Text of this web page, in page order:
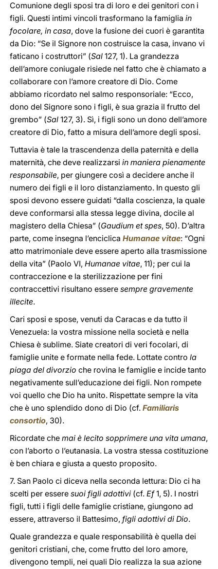
Comunione degli sposi tra di loro e dei genitori con i
figli. Questi intimi vincoli trasformano la famiglia in
focolare, in casa, dove la fusione dei cuori è garantita
da Dio: “Se il Signore non costruisce la casa, invano vi
faticano i costruttori” (Sal 127, 1). La grandezza
dell’amore coniugale risiede nel fatto che è chiamato a
collaborare con l’amore creatore di Dio. Come
abbiamo ricordato nel salmo responsoriale: “Ecco,
dono del Signore sono i figli, è sua grazia il frutto del
grembo” (Sal 127, 3). Sì, i figli sono un dono dell’amore
creatore di Dio, fatto a misura dell’amore degli sposi.
Tuttavia è tale la trascendenza della paternità e della
maternità, che deve realizzarsi in maniera pienamente
responsabile, per giungere così a decidere anche il
numero dei figli e il loro distanziamento. In questo gli
sposi devono essere guidati “dalla coscienza, la quale
deve conformarsi alla stessa legge divina, docile al
magistero della Chiesa” (Gaudium et spes, 50). D’altra
parte, come insegna l’enciclica Humanae vitae: “Ogni
atto matrimoniale deve essere aperto alla trasmissione
della vita” (Paolo VI, Humanae vitae, 11); per cui la
contraccezione e la sterilizzazione per fini
contraccettivi risultano essere sempre gravemente
illecite.
Cari sposi e spose, venuti da Caracas e da tutto il
Venezuela: la vostra missione nella società e nella
Chiesa è sublime. Siate creatori di veri focolari, di
famiglie unite e formate nella fede. Lottate contro la
piaga del divorzio che rovina le famiglie e incide tanto
negativamente sull’educazione dei figli. Non rompete
voi quello che Dio ha unito. Rispettate sempre la vita
che è uno splendido dono di Dio (cf. Familiaris
consortio, 30).
Ricordate che mai è lecito sopprimere una vita umana,
con l’aborto o l’eutanasia. La vostra stessa costituzione
è ben chiara e giusta a questo proposito.
7. San Paolo ci diceva nella seconda lettura: Dio ci ha
scelti per essere suoi figli adottivi (cf. Ef1, 5). I nostri
figli, tutti i figli delle famiglie cristiane, giungono ad
essere, attraverso il Battesimo, figli adottivi di Dio.
Quale grandezza e quale responsabilità è quella dei
genitori cristiani, che, come frutto del loro amore,
divengono templi, nei quali Dio realizza la sua azione